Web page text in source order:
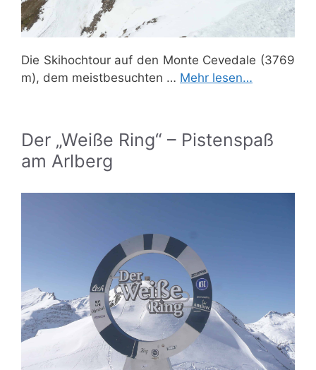
Die Skihochtour auf den Monte Cevedale (3769
m), dem meistbesuchten … Mehr lesen…
Der „Weiße Ring“ – Pistenspaß
am Arlberg